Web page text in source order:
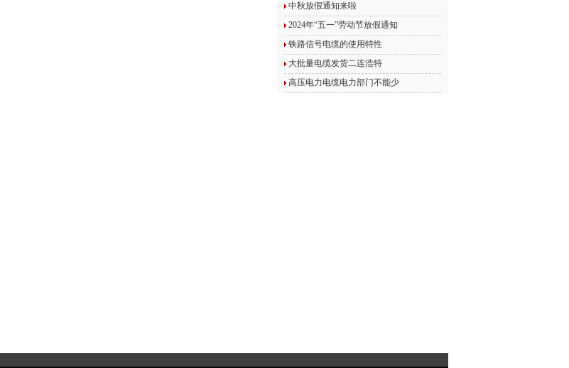
中秋放假通知来啦
2024年“五一”劳动节放假通知
铁路信号电缆的使用特性
大批量电缆发货二连浩特
高压电力电缆电力部门不能少